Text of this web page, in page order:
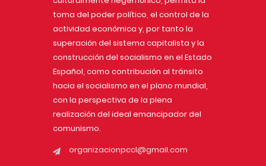
toma del poder político, el control de la
actividad económica y, por tanto la
superación del sistema capitalista y la
construcción del socialismo en el Estado
Español, como contribución al tránsito
hacia el socialismo en el plano mundial,
con la perspectiva de la plena
realización del ideal emancipador del
comunismo.
organizacionpccl@gmail.com